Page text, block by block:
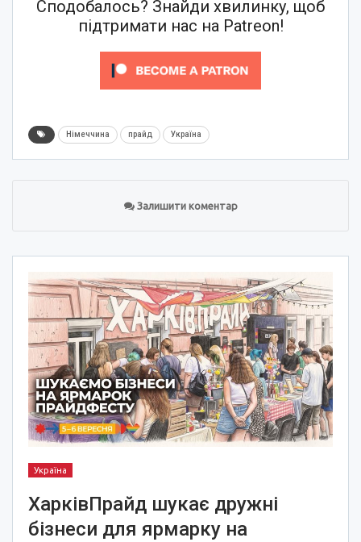
Сподобалось? Знайди хвилинку, щоб
підтримати нас на Patreon!
Німеччина прайд Україна
Залишити коментар
Україна
ХарківПрайд шукає дружні
бізнеси для ярмарку на